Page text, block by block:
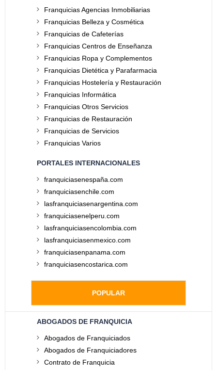
Franquicias Agencias Inmobiliarias
Franquicias Belleza y Cosmética
Franquicias de Cafeterías
Franquicias Centros de Enseñanza
Franquicias Ropa y Complementos
Franquicias Dietética y Parafarmacia
Franquicias Hostelería y Restauración
Franquicias Informática
Franquicias Otros Servicios
Franquicias de Restauración
Franquicias de Servicios
Franquicias Varios
PORTALES INTERNACIONALES
franquiciasenespaña.com
franquiciasenchile.com
lasfranquiciasenargentina.com
franquiciasenelperu.com
lasfranquiciasencolombia.com
lasfranquiciasenmexico.com
franquiciasenpanama.com
franquiciasencostarica.com
POPULAR
ABOGADOS DE FRANQUICIA
Abogados de Franquiciados
Abogados de Franquiciadores
Contrato de Franquicia